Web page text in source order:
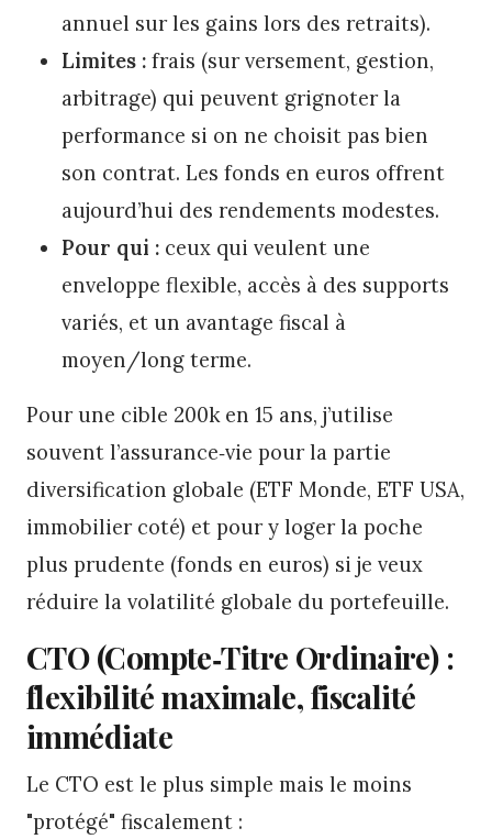
annuel sur les gains lors des retraits).
Limites : frais (sur versement, gestion,
arbitrage) qui peuvent grignoter la
performance si on ne choisit pas bien
son contrat. Les fonds en euros offrent
aujourd’hui des rendements modestes.
Pour qui : ceux qui veulent une
enveloppe flexible, accès à des supports
variés, et un avantage fiscal à
moyen/long terme.
Pour une cible 200k en 15 ans, j’utilise
souvent l’assurance‑vie pour la partie
diversification globale (ETF Monde, ETF USA,
immobilier coté) et pour y loger la poche
plus prudente (fonds en euros) si je veux
réduire la volatilité globale du portefeuille.
CTO (Compte‑Titre Ordinaire) :
flexibilité maximale, fiscalité
immédiate
Le CTO est le plus simple mais le moins
"protégé" fiscalement :